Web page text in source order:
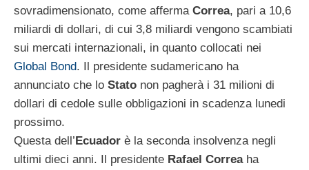
sovradimensionato, come afferma Correa, pari a 10,6
miliardi di dollari, di cui 3,8 miliardi vengono scambiati
sui mercati internazionali, in quanto collocati nei
Global Bond. Il presidente sudamericano ha
annunciato che lo Stato non pagherà i 31 milioni di
dollari di cedole sulle obbligazioni in scadenza lunedi
prossimo.
Questa dell’ Ecuador è la seconda insolvenza negli
ultimi dieci anni. Il presidente Rafael Correaha